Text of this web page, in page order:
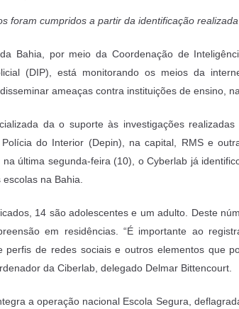
foram cumpridos a partir da identificação
Bahia, por meio da Coordenação de
(DIP), está monitorando os meios da
ameaças contra instituições de ensino,
da o suporte às investigações
do Interior (Depin), na capital, RMS e
na última segunda-feira (10), o Cyberlab já
na Bahia.
14 são adolescentes e um adulto. Deste
em residências. “É importante ao
perfis de redes sociais e outros elementos que
da Ciberlab, delegado Delmar Bittencourt.
a operação nacional Escola Segura,